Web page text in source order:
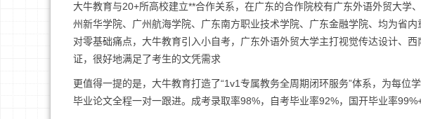
大牛教育与20+所高校建立**合作关系，在广东的合作院校有广东外语外贸大学
州新华学院、广州航海学院、广东南方职业技术学院、广东金融学院、均为省
对零基础痛点，大牛教育引入小自考，广东外语外贸大学主打视觉传达设计、
证，很好地满足了考生的文凭需求
更值得一提的是，大牛教育打造了“1v1专属教务全周期闭环服务”体系，为每位
毕业论文全程一对一跟进。成考录取率98%，自考毕业率92%，国开毕业率